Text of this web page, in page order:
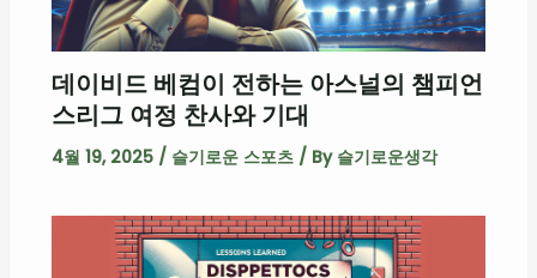
데이비드 베컴이 전하는 아스널의 챔피언
스리그 여정 찬사와 기대
4월 19, 2025 / 슬기로운 스포츠/ By 슬기로운생각